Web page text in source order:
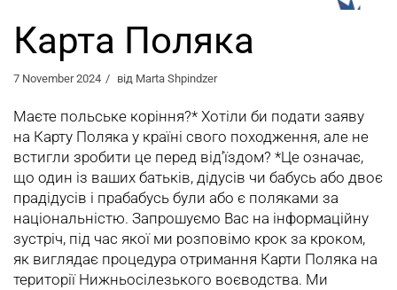
Карта Поляка
7 November 2024 від Marta Shpindzer
Маєте польське коріння?* Хотіли би подати заяву
на Карту Поляка у країні свого походження, але не
встигли зробити це перед від’їздом? *Це означає,
що один із ваших батьків, дідусів чи бабусь або двоє
прадідусів і прабабусь були або є поляками за
національністю. Запрошуємо Вас на інформаційну
зустріч, під час якої ми розповімо крок за кроком,
як виглядає процедура отримання Карти Поляка на
території Нижньосілезького воєводства. Ми